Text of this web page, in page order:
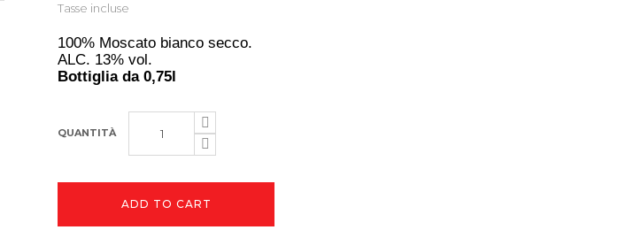
Tasse incluse
100% Moscato bianco secco.
ALC. 13% vol.
Bottiglia da 0,75l
QUANTITÀ
ADD TO CART